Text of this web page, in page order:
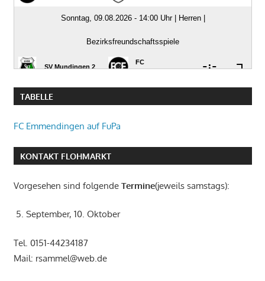
TABELLE
FC Emmendingen auf FuPa
KONTAKT FLOHMARKT
Vorgesehen sind folgende Termine(jeweils samstags):
5. September, 10. Oktober
Tel. 0151-44234187
Mail: rsammel@web.de